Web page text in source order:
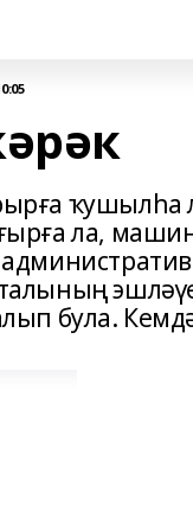
ла,
була.